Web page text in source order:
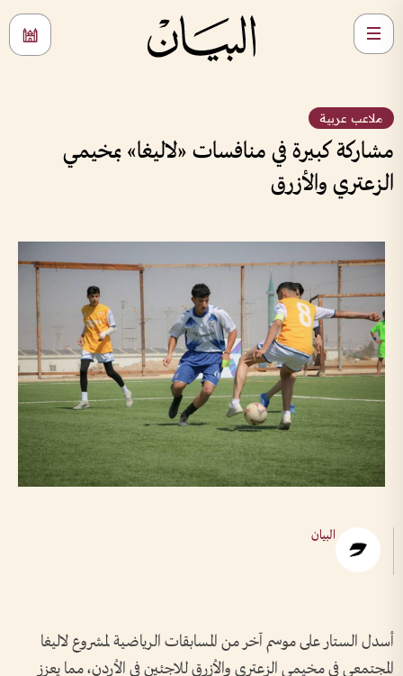
ملاعب عربية
مشاركة كبيرة في منافسات «لاليغا» بمخيمي
الزعتري والأزرق
البيان
أسدل الستار على موسم آخر من المسابقات الرياضية لمشروع لاليغا
المجتمعي في مخيمي الزعتري والأزرق للاجئين في الأردن، مما يعزز